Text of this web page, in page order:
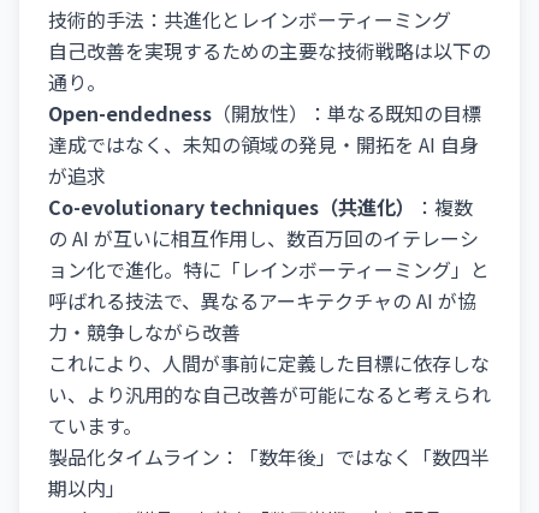
技術的手法：共進化とレインボーティーミング
自己改善を実現するための主要な技術戦略は以下の
通り。
Open-endedness （開放性）：単なる既知の目標
達成ではなく、未知の領域の発見・開拓を AI 自身
が追求
Co-evolutionary techniques（共進化）
：複数
の AI が互いに相互作用し、数百万回のイテレーシ
ョン化で進化。特に「レインボーティーミング」と
呼ばれる技法で、異なるアーキテクチャの AI が協
力・競争しながら改善
これにより、人間が事前に定義した目標に依存しな
い、より汎用的な自己改善が可能になると考えられ
ています。
製品化タイムライン：「数年後」ではなく「数四半
期以内」